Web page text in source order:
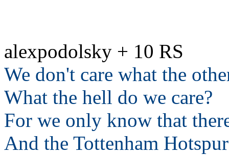
alexpodolsky + 10 RS
We don't care what the
What the hell do we care?
For we only know that
And the Tottenham